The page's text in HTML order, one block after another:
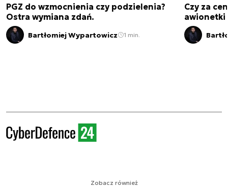
PGZ do wzmocnienia czy podzielenia?
Ostra wymiana zdań.
Bartłomiej Wypartowicz 1 min.
Czy za
awionetki
Zobacz również